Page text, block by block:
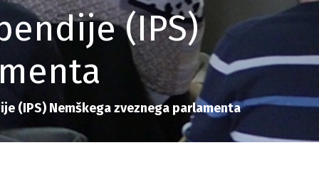
(IPS)
(IPS) Nemškega zveznega parlamenta